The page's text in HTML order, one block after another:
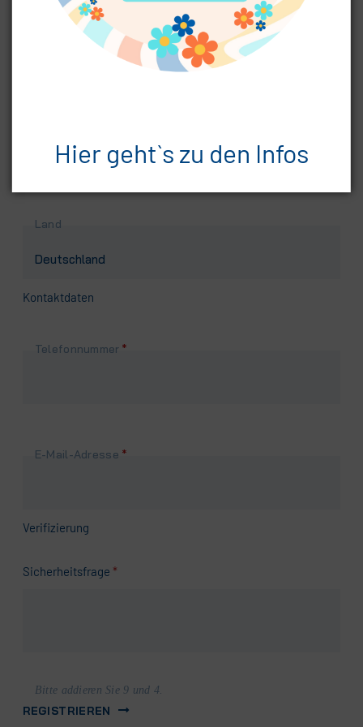
Pflichtfeld
Postleitzahl
Land
Kontaktdaten
Pflichtfeld
Telefonnummer *
Pflichtfeld
E-Mail-Adresse *
Verifizierung
Pflichtfeld
Sicherheitsfrage *
Bitte addieren Sie 9 und 4.
REGISTRIEREN
Hier geht`s zu den Infos